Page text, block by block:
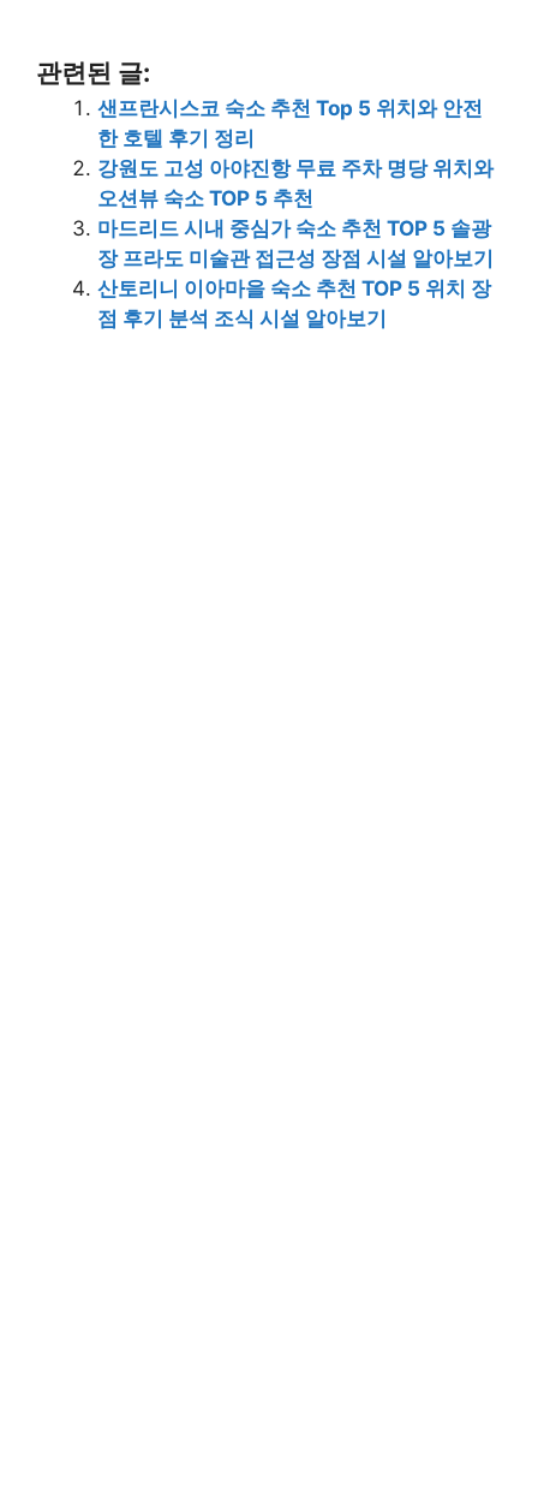
관련된 글:
샌프란시스코 숙소 추천 Top 5 위치와 안전
한 호텔 후기 정리
강원도 고성 아야진항 무료 주차 명당 위치와
오션뷰 숙소 TOP 5 추천
마드리드 시내 중심가 숙소 추천 TOP 5 솔광
장 프라도 미술관 접근성 장점 시설 알아보기
산토리니 이아마을 숙소 추천 TOP 5 위치 장
점 후기 분석 조식 시설 알아보기